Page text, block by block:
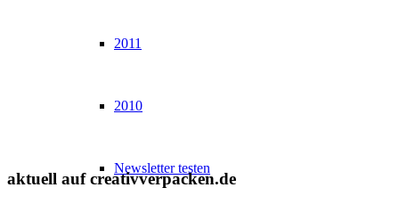
2011
2010
Newsletter testen
aktuell auf creativverpacken.de